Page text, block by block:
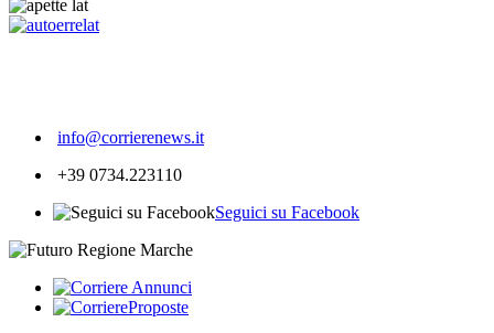
info@corrierenews.it
+39 0734.223110
Seguici su Facebook